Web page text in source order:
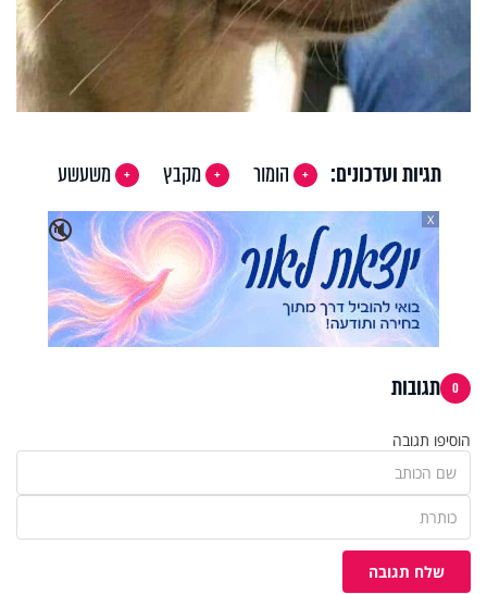
תגיות ועדכונים: הומור מקבץ
משעשע
🔇
X
0 תגובות
הוסיפו תגובה
שלח תגובה